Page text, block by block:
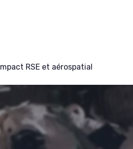
Impact RSE et aérospatial